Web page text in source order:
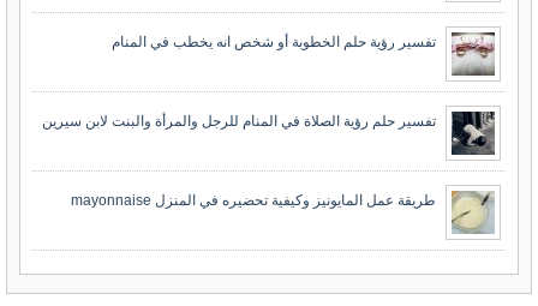
تفسير رؤية حلم الخطوبة أو شخص انه يخطب في المنام
تفسير حلم رؤية الصلاة في المنام للرجل والمرأة والبنت لابن سيرين
طريقة عمل المايونيز وكيفية تحضيره في المنزل mayonnaise